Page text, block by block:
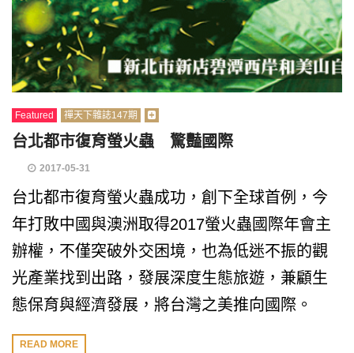
Featured 禪天下雜誌147期
台北都市復育螢火蟲 驚豔國際
2017-05-31
台北都市復育螢火蟲成功，創下全球首例，今
年打敗中國與澳洲取得2017螢火蟲國際年會主
辦權，不僅突破外交困境，也為低迷不振的觀
光產業找到出路，發展深度生態旅遊，兼顧生
態保育與經濟發展，將台灣之美推向國際。
READ MORE